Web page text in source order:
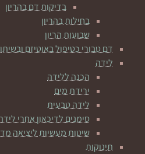
בדיקות דם בהריון
בחילות בהריון
שבועות הריון
דם טבורי כטיפול באוטיזם
לידה
הכנה ללידה
ירידת מים
לידה טבעית
סימנים לדיכאון אחרי
שיטות מעשיות ליציאה
תינוקות